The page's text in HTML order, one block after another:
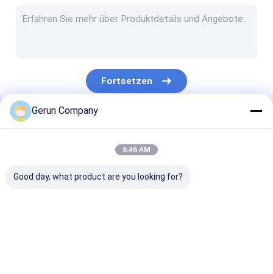
Automatischer Ordner Gluer-Hefter
Dünner Blatt-Slitter-Punktezähler
Kartonkastenumreifungsmaschine
Fortsetzen
Unsere Kategorien
Gerun Company
6:46 AM
Good day, what product are you looking for?